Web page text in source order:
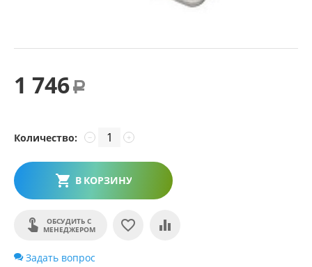
1 746 Р
Количество: +
−
В КОРЗИНУ
ОБСУДИТЬ С
МЕНЕДЖЕРОМ
Задать вопрос